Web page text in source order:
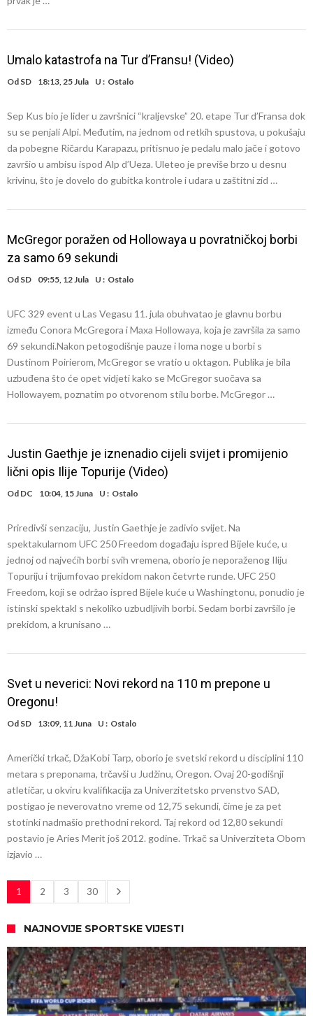
Umalo katastrofa na Tur d’Fransu! (Video)
Od SD 18:13, 25 Jula U : Ostalo
Sep Kus bio je lider u završnici “kraljevske” 20. etape Tur d’Fransa dok
su se penjali Alpi. Međutim, na jednom od retkih spustova, u pokušaju
da pobegne Ričardu Karapazu, pritisnuo je pedalu malo jače i gotovo
završio u ambisu ispod Alp d’Ueza. Uleteo je previše brzo u desnu
krivinu, što je dovelo do gubitka kontrole i udara u zaštitni zid …
McGregor poražen od Hollowaya u povratničkoj borbi
za samo 69 sekundi
Od SD 09:55, 12 Jula U : Ostalo
UFC 329 event u Las Vegasu 11. jula obuhvatao je glavnu borbu
između Conora McGregora i Maxa Hollowaya, koja je završila za samo
69 sekundi.Nakon petogodišnje pauze i loma noge u borbi s
Dustinom Poirierom, McGregor se vratio u oktagon. Publika je bila
uzbuđena što će opet vidjeti kako se McGregor suočava sa
Hollowayem, poznatim po otvorenom stilu borbe. McGregor …
Justin Gaethje je iznenadio cijeli svijet i promijenio
lični opis Ilije Topurije (Video)
Od DC 10:04, 15 Juna U : Ostalo
Priredivši senzaciju, Justin Gaethje je zadivio svijet. Na
spektakularnom UFC 250 Freedom događaju ispred Bijele kuće, u
jednoj od najvećih borbi svih vremena, oborio je neporaženog Iliju
Topuriju i trijumfovao prekidom nakon četvrte runde. UFC 250
Freedom, koji se održao ispred Bijele kuće u Washingtonu, ponudio je
istinski spektakl s nekoliko uzbudljivih borbi. Sedam borbi završilo je
prekidom, a krunisano …
Svet u neverici: Novi rekord na 110 m prepone u
Oregonu!
Od SD 13:09, 11 Juna U : Ostalo
Američki trkač, DžaKobi Tarp, oborio je svetski rekord u disciplini 110
metara s preponama, trčavši u Judžinu, Oregon. Ovaj 20-godišnji
atletičar, u okviru kvalifikacija za Univerzitetsko prvenstvo SAD,
postigao je neverovatno vreme od 12,75 sekundi, čime je za pet
stotinki nadmašio prethodni rekord. Taj rekord od 12,80 sekundi
postavio je Aries Merit još 2012. godine. Trkač sa Univerziteta Oborn
izjavio …
1 2 3 30
NAJNOVIJE SPORTSKE VIJESTI